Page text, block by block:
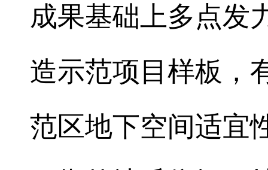
成果基础上多点发
造示范项目样板，
范区地下空间适宜